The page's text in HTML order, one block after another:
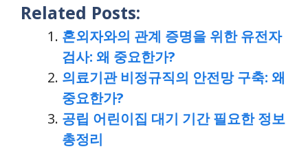
Related Posts:
혼외자와의 관계 증명을 위한 유전자
검사: 왜 중요한가?
의료기관 비정규직의 안전망 구축: 왜
중요한가?
공립 어린이집 대기 기간 필요한 정보
총정리